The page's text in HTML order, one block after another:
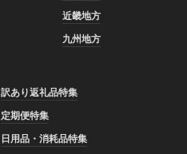
近畿地方
九州地方
訳あり返礼品特集
定期便特集
日用品・消耗品特集